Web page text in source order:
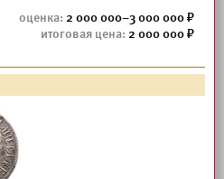
2 000 000–3 000 000
2 000 000